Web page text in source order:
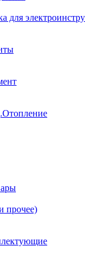
для
прочее)